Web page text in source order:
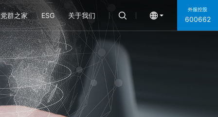
党群之家 ESG 关于我们
外服控股
600662